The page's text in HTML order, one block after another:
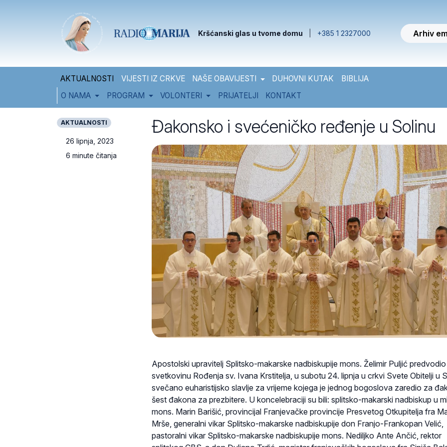
Kršćanski glas u tvome domu +385 1 2327000 Arhiv
AKTUALNOSTI VIJESTI IZ CRKVE NAŠE OBAVIJESTI DUHOVNI KUTAK
BIBLIJA
O NAMA
PROGRAM VOLONTERI PRIJATELJI KONTAKT
AKTUALNOSTI
26 lipnja, 2023
6 minute čitanja
Đakonsko i svećeničko ređenje u Solinu
Apostolski upravitelj Splitsko-makarske nadbiskupije mons. Želimir Puljić
svetkovinu Rođenja sv. Ivana Krstitelja, u subotu 24. lipnja u crkvi Svete Obitelji u
svečano euharistijsko slavlje za vrijeme kojega je jednog bogoslova zaredio za
šest đakona za prezbitere. U koncelebraciji su bili: splitsko-makarski nadbiskup u
mons. Marin Barišić, provincijal Franjevačke provincije Presvetog Otkupitelja fra
Mrše, generalni vikar Splitsko-makarske nadbiskupije don Franjo-Frankopan Velić,
pastoralni vikar Splitsko-makarske nadbiskupije mons. Nediljko Ante Ančić, rektor